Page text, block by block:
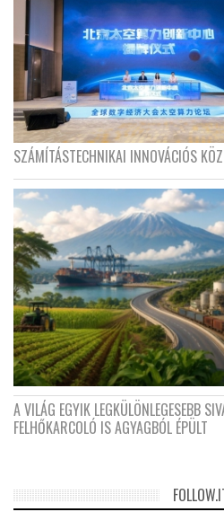
SZÁMÍTÁSTECHNIKAI INNOVÁCIÓS
A VILÁG EGYIK LEGKÜLÖNLEGESEBB
FELHŐKARCOLÓ IS AGYAGBÓL ÉPÜLT